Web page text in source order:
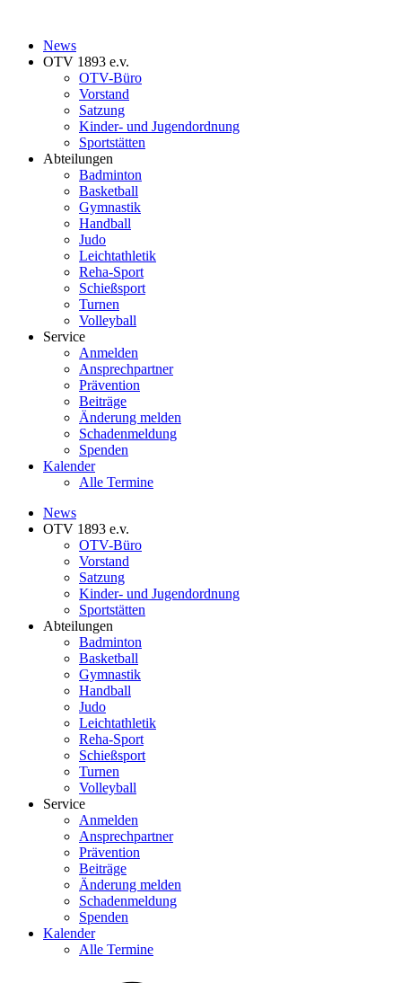
News
OTV 1893 e.v.
OTV-Büro
Vorstand
Satzung
Kinder- und Jugendordnung
Sportstätten
Abteilungen
Badminton
Basketball
Gymnastik
Handball
Judo
Leichtathletik
Reha-Sport
Schießsport
Turnen
Volleyball
Service
Anmelden
Ansprechpartner
Prävention
Beiträge
Änderung melden
Schadenmeldung
Spenden
Kalender
Alle Termine
News
OTV 1893 e.v.
OTV-Büro
Vorstand
Satzung
Kinder- und Jugendordnung
Sportstätten
Abteilungen
Badminton
Basketball
Gymnastik
Handball
Judo
Leichtathletik
Reha-Sport
Schießsport
Turnen
Volleyball
Service
Anmelden
Ansprechpartner
Prävention
Beiträge
Änderung melden
Schadenmeldung
Spenden
Kalender
Alle Termine